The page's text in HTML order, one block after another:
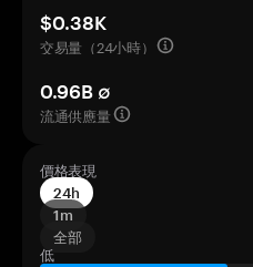
$0.38K
交易量（24小時）
0.96B ∅
流通供應量
價格表現
24h
1m
全部
低